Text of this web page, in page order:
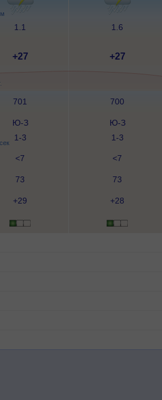
1.1 1.6
+27 +27
701 700
Ю-З
1-3
Ю-З
1-3
<7 <7
73 73
+29 +28